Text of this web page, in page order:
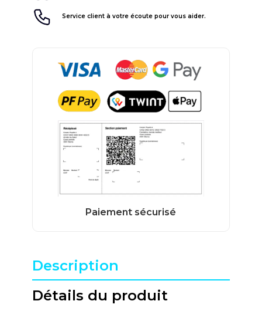
Service client à votre écoute pour vous aider.
Description
Détails du produit